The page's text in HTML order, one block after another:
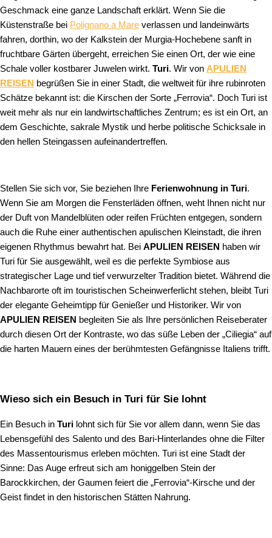
Geschmack eine ganze Landschaft erklärt. Wenn Sie die
Küstenstraße bei Polignano a Mare verlassen und landeinwärts
fahren, dorthin, wo der Kalkstein der Murgia-Hochebene sanft in
fruchtbare Gärten übergeht, erreichen Sie einen Ort, der wie eine
Schale voller kostbarer Juwelen wirkt. Turi. Wir von APULIEN
REISEN begrüßen Sie in einer Stadt, die weltweit für ihre rubinroten
Schätze bekannt ist: die Kirschen der Sorte „Ferrovia“. Doch Turi ist
weit mehr als nur ein landwirtschaftliches Zentrum; es ist ein Ort, an
dem Geschichte, sakrale Mystik und herbe politische Schicksale in
den hellen Steingassen aufeinandertreffen.
Stellen Sie sich vor, Sie beziehen Ihre Ferienwohnung in Turi.
Wenn Sie am Morgen die Fensterläden öffnen, weht Ihnen nicht nur
der Duft von Mandelblüten oder reifen Früchten entgegen, sondern
auch die Ruhe einer authentischen apulischen Kleinstadt, die ihren
eigenen Rhythmus bewahrt hat. Bei APULIEN REISEN haben wir
Turi für Sie ausgewählt, weil es die perfekte Symbiose aus
strategischer Lage und tief verwurzelter Tradition bietet. Während die
Nachbarorte oft im touristischen Scheinwerferlicht stehen, bleibt Turi
der elegante Geheimtipp für Genießer und Historiker. Wir von
APULIEN REISEN begleiten Sie als Ihre persönlichen Reiseberater
durch diesen Ort der Kontraste, wo das süße Leben der „Ciliegia“ auf
die harten Mauern eines der berühmtesten Gefängnisse Italiens trifft.
Wieso sich ein Besuch in Turi für Sie lohnt
Ein Besuch in Turi lohnt sich für Sie vor allem dann, wenn Sie das
Lebensgefühl des Salento und des Bari-Hinterlandes ohne die Filter
des Massentourismus erleben möchten. Turi ist eine Stadt der
Sinne: Das Auge erfreut sich am honiggelben Stein der
Barockkirchen, der Gaumen feiert die „Ferrovia“-Kirsche und der
Geist findet in den historischen Stätten Nahrung.